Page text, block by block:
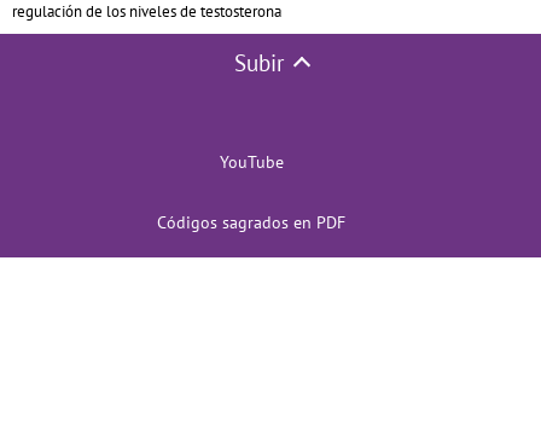
regulación de los niveles de testosterona
Subir
YouTube
Códigos sagrados en PDF